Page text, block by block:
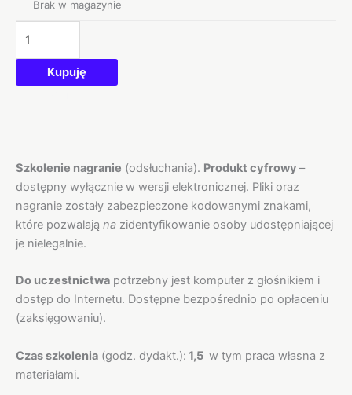
Brak w magazynie
Kupuję
Szkolenie nagranie (odsłuchania). Produkt cyfrowy –
dostępny wyłącznie w wersji elektronicznej. Pliki oraz
nagranie zostały zabezpieczone kodowanymi znakami,
które pozwalają na zidentyfikowanie osoby udostępniającej
je nielegalnie.
Do uczestnictwa potrzebny jest komputer z głośnikiem i
dostęp do Internetu. Dostępne bezpośrednio po opłaceniu
(zaksięgowaniu).
Czas szkolenia (godz. dydakt.): 1,5 w tym praca własna z
materiałami.